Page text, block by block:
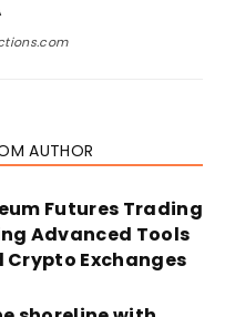
AUTHOR
Futures Trading
Advanced Tools
Crypto Exchanges